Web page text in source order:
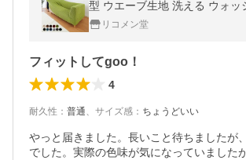
型 ウエーブ生地 洗える ウォッ
おしゃれ 三人掛け 肘あり 肘掛
ト ズレない
リコメン堂
フィットしてgoo！
4
耐久性 ： 普通、 サイズ感 ： ちょうどいい
やっと届きました。長いこと待ちましたが
でした。実際の色味が気になっていました